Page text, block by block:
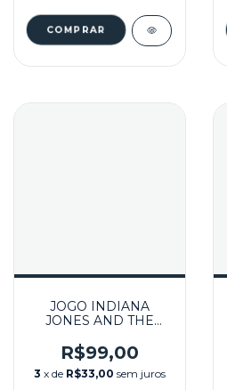
JOGO INDIANA
JONES AND THE
SEMINOVO – WII
R$99,00
3 x de R$33,00 sem juros